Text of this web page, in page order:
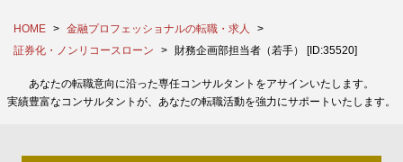
HOME
金融プロフェッショナルの転職・求人
証券化・ノンリコースローン
財務企画部担当者（若手） [ID:35520]
あなたの転職意向に沿った専任コンサルタントをアサインいたします。
実績豊富なコンサルタントが、あなたの転職活動を強力にサポートいたします。